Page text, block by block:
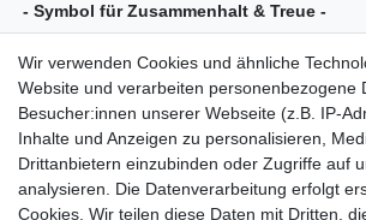
- Symbol für Zusammenhalt & Treue -
Zwei kleine, liebevoll polierte Puzzleteile – ein
von Nähe, Zuneigung und
Geschenk für Partner, Freunde oder
Details:
Material: Hochwertiger Edelstahl
Kettenlänge: 45 cm
Wir verwenden Cookies und ähnliche
Website und verarbeiten personenbezogene
Besucher:innen unserer Webseite (z.B. IP-
Inhalte und Anzeigen zu personalisieren,
Drittanbietern einzubinden oder Zugriffe auf
analysieren. Die Datenverarbeitung erfolgt
Cookies. Wir teilen diese Daten mit Dritten,